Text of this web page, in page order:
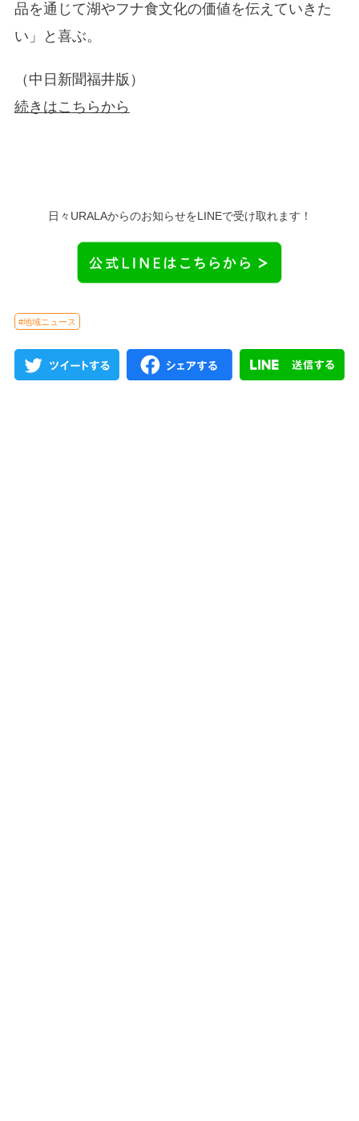
品を通じて湖やフナ食文化の価値を伝えていきた
い」と喜ぶ。
（中日新聞福井版）
続きはこちらから
日々URALAからのお知らせをLINEで受け取れます！
#地域ニュース